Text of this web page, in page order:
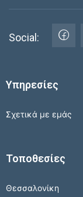
Social:
Υπηρεσίες
Σχετικά με εμάς
Τοποθεσίες
Θεσσαλονίκη